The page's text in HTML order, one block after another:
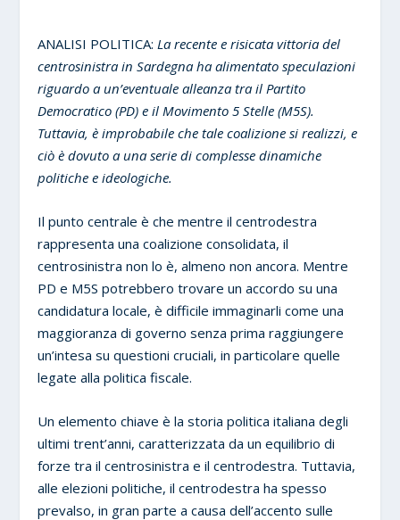
ANALISI POLITICA: La recente e risicata vittoria del
centrosinistra in Sardegna ha alimentato speculazioni
riguardo a un’eventuale alleanza tra il Partito
Democratico (PD) e il Movimento 5 Stelle (M5S).
Tuttavia, è improbabile che tale coalizione si realizzi, e
ciò è dovuto a una serie di complesse dinamiche
politiche e ideologiche.
Il punto centrale è che mentre il centrodestra
rappresenta una coalizione consolidata, il
centrosinistra non lo è, almeno non ancora. Mentre
PD e M5S potrebbero trovare un accordo su una
candidatura locale, è difficile immaginarli come una
maggioranza di governo senza prima raggiungere
un’intesa su questioni cruciali, in particolare quelle
legate alla politica fiscale.
Un elemento chiave è la storia politica italiana degli
ultimi trent’anni, caratterizzata da un equilibrio di
forze tra il centrosinistra e il centrodestra. Tuttavia,
alle elezioni politiche, il centrodestra ha spesso
prevalso, in gran parte a causa dell’accento sulle